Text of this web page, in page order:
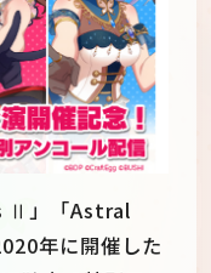
Ⅱ」「Astral
年に開催した